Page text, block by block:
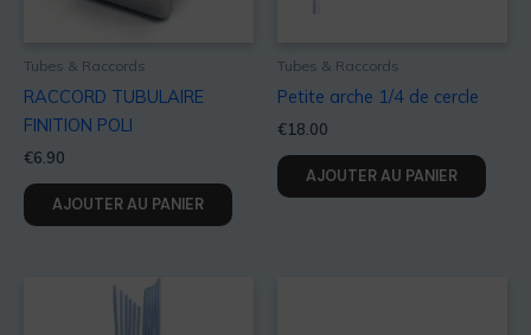
Tubes & Raccords
RACCORD TUBULAIRE
FINITION POLI
€6.90
AJOUTER AU PANIER
Tubes & Raccords
Petite arche 1/4 de cercle
€18.00
AJOUTER AU PANIER